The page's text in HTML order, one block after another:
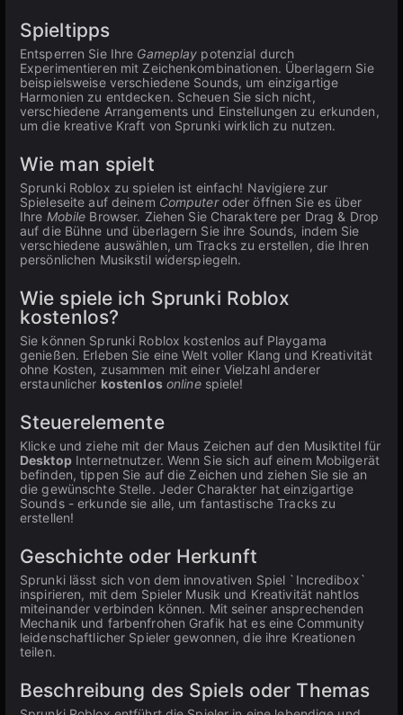
Spieltipps
Entsperren Sie Ihre Gameplay potenzial durch
Experimentieren mit Zeichenkombinationen. Überlagern Sie
beispielsweise verschiedene Sounds, um einzigartige
Harmonien zu entdecken. Scheuen Sie sich nicht,
verschiedene Arrangements und Einstellungen zu erkunden,
um die kreative Kraft von Sprunki wirklich zu nutzen.
Wie man spielt
Sprunki Roblox zu spielen ist einfach! Navigiere zur
Spieleseite auf deinem Computeroder öffnen Sie es über
Ihre Mobile Browser. Ziehen Sie Charaktere per Drag & Drop
auf die Bühne und überlagern Sie ihre Sounds, indem Sie
verschiedene auswählen, um Tracks zu erstellen, die Ihren
persönlichen Musikstil widerspiegeln.
Wie spiele ich Sprunki Roblox
kostenlos?
Sie können Sprunki Roblox kostenlos auf Playgama
genießen. Erleben Sie eine Welt voller Klang und Kreativität
ohne Kosten, zusammen mit einer Vielzahl anderer
erstaunlicher kostenlos onlinespiele!
Steuerelemente
Klicke und ziehe mit der Maus Zeichen auf den Musiktitel für
DesktopInternetnutzer. Wenn Sie sich auf einem Mobilgerät
befinden, tippen Sie auf die Zeichen und ziehen Sie sie an
die gewünschte Stelle. Jeder Charakter hat einzigartige
Sounds - erkunde sie alle, um fantastische Tracks zu
erstellen!
Geschichte oder Herkunft
Sprunki lässt sich von dem innovativen Spiel `Incredibox`
inspirieren, mit dem Spieler Musik und Kreativität nahtlos
miteinander verbinden können. Mit seiner ansprechenden
Mechanik und farbenfrohen Grafik hat es eine Community
leidenschaftlicher Spieler gewonnen, die ihre Kreationen
teilen.
Beschreibung des Spiels oder Themas